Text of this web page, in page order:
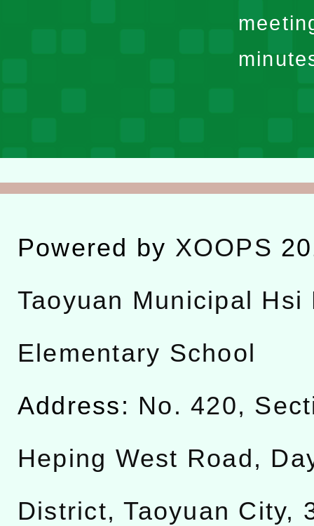
Powered by XOOPS
Taoyuan Municipal Hsi
Elementary School
Address: No. 420,
Heping West Road,
District, Taoyuan City,